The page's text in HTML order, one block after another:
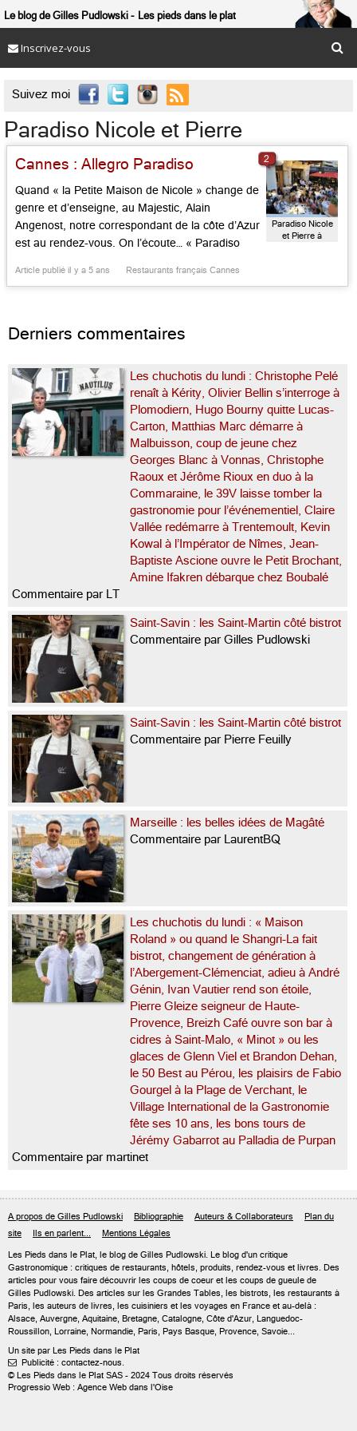
Le blog de Gilles Pudlowski Les pieds dans le plat
Inscrivez-vous
Suivez moi 
Paradiso Nicole et Pierre
Cannes : Allegro Paradiso
Quand « la Petite Maison de Nicole » change de
genre et d’enseigne, au Majestic, Alain
Angenost, notre correspondant de la côte d’Azur
est au rendez-vous. On l’écoute… « Paradiso
moment et la toute neuve adresse gourmande
Article publié il y a 5 ans Restaurants français Cannes
Paradiso Nicole
et Pierre à
2
Derniers commentaires
Les chuchotis du lundi : Christophe Pelé
renaît à Kérity, Olivier Bellin s’interroge à
Plomodiern, Hugo Bourny quitte Lucas-
Carton, Matthias Marc démarre à
Malbuisson, coup de jeune chez
Georges Blanc à Vonnas, Christophe
Raoux et Jérôme Rioux en duo à la
Commaraine, le 39V laisse tomber la
gastronomie pour l’événementiel, Claire
Vallée redémarre à Trentemoult, Kevin
Kowal à l’Impérator de Nîmes, Jean-
Baptiste Ascione ouvre le Petit Brochant,
Amine Ifakren débarque chez Boubalé
Commentaire par LT
Saint-Savin : les Saint-Martin côté bistrot
Commentaire par Gilles Pudlowski
Saint-Savin : les Saint-Martin côté bistrot
Commentaire par Pierre Feuilly
Marseille : les belles idées de Magâté
Commentaire par LaurentBQ
Les chuchotis du lundi : « Maison
Roland » ou quand le Shangri-La fait
bistrot, changement de génération à
l’Abergement-Clémenciat, adieu à André
Génin, Ivan Vautier rend son étoile,
Pierre Gleize seigneur de Haute-
Provence, Breizh Café ouvre son bar à
cidres à Saint-Malo, « Minot » ou les
glaces de Glenn Viel et Brandon Dehan,
le 50 Best au Pérou, les plaisirs de Fabio
Gourgel à la Plage de Verchant, le
Village International de la Gastronomie
fête ses 10 ans, les bons tours de
Jérémy Gabarrot au Palladia de Purpan
Commentaire par martinet
A propos de Gilles Pudlowski Bibliographie Auteurs & Collaborateurs
Plan du
site
Ils en parlent... Mentions Légales
Les Pieds dans le Plat, le blog de Gilles Pudlowski. Le blog d'un critique
Gastronomique : critiques de restaurants, hôtels, produits, rendez-vous et livres. Des
articles pour vous faire découvrir les coups de coeur et les coups de gueule de
Gilles Pudlowski. Des articles sur les Grandes Tables, les bistrots, les restaurants à
Paris, les auteurs de livres, les cuisiniers et les voyages en France et au-delà :
Alsace, Auvergne, Aquitaine, Bretagne, Catalogne, Côte d'Azur, Languedoc-
Roussillon, Lorraine, Normandie, Paris, Pays Basque, Provence, Savoie...
Un site par Les Pieds dans le Plat
 Publicité : contactez-nous.
© Les Pieds dans le Plat SAS - 2024 Tous droits réservés
Progressio Web : Agence Web dans l'Oise